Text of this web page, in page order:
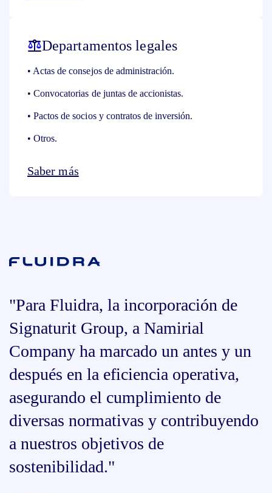
Departamentos legales
• Actas de consejos de administración.
• Convocatorias de juntas de accionistas.
• Pactos de socios y contratos de inversión.
• Otros.
Saber más
"Para Fluidra, la incorporación de
Signaturit Group, a Namirial
Company ha marcado un antes y un
después en la eficiencia operativa,
asegurando el cumplimiento de
diversas normativas y contribuyendo
a nuestros objetivos de
sostenibilidad."